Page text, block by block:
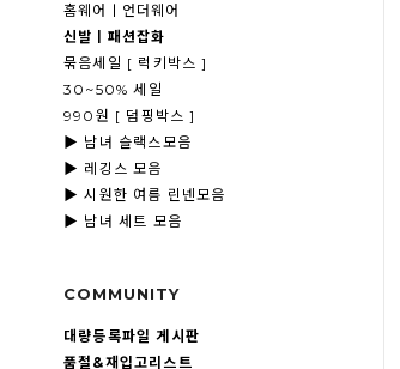
홈웨어ㅣ언더웨어
신발ㅣ패션잡화
묶음세일 [ 럭키박스 ]
30~50% 세일
990원 [ 덤핑박스 ]
▶ 남녀 슬랙스모음
▶ 레깅스 모음
▶ 시원한 여름 린넨모음
▶ 남녀 세트 모음
COMMUNITY
대량등록파일 게시판
품절&재입고리스트